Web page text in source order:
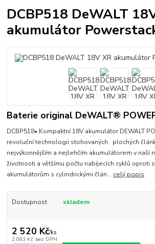
DCBP518 DeWALT
akumulátor
Baterie original DeWALT®
DCBP518• Kompaktní 18V akumulátor DEWALT
revoluční technologii stohovaných plochých
nejvýkonnějším a nejlehčím akumulátorem v naší
životnosti a většímu počtu nabíjecích cyklů oproti
akumulátorům s cylindrickými člán... celý popis
Dostupnost skladem
2 520 Kč/ks
2 083 Kč bez DPH